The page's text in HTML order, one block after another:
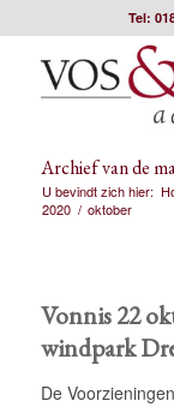
Tel:
Archief van de
U bevindt zich hier:
2020 / oktober
Vonnis 22
windpark
De